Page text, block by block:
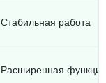
Стабильная работа
Расширенная функция